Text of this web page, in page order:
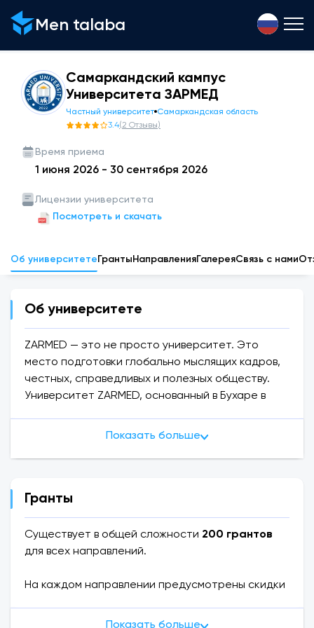
Men talaba
Самаркандский кампус
Университета ЗАРМЕД
Частный университет Самаркандская область
3.4(2 Отзывы)
Время приема
1 июня 2026 - 30 сентября 2026
Лицензии университета
Посмотреть и скачать
Об университете Гранты НаправленияГалереяСвязь с нами
Об университете
ZARMED — это не просто университет. Это
место подготовки глобально мыслящих кадров,
честных, справедливых и полезных обществу.
Университет ZARMED, основанный в Бухаре в
нашей республике, но и на международной
ограничивается только теорией — здесь
сосредоточены современные лаборатории,
кабинеты, спортивные комплексы, столовая,
Показать больше
Гранты
Существует в общей сложности 200 грантов
для всех направлений.
На каждом направлении предусмотрены скидки
10 млн сумов
Показать больше